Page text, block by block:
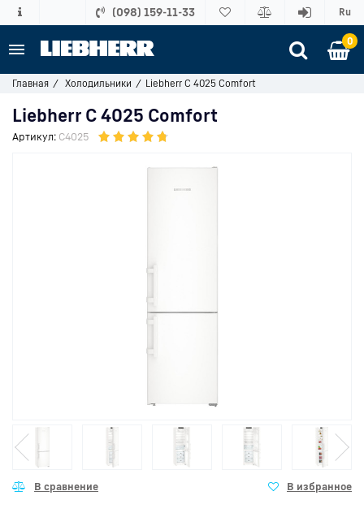
(098) 159-11-33 Ru
0
Главная Холодильники Liebherr C 4025 Comfort
Liebherr C 4025 Comfort
Артикул: C4025